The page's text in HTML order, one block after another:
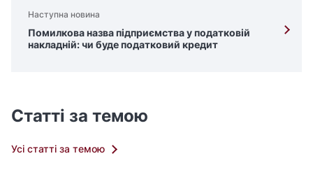
Наступна новина
Помилкова назва підприємства у податковій
накладній: чи буде податковий кредит
Статті за темою
Усі статті за темою